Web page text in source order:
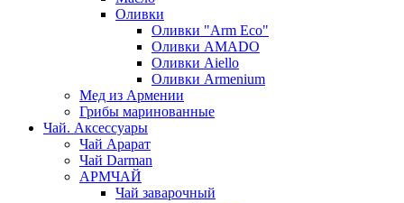
Оливки
Оливки "Arm Eco"
Оливки AMADO
Оливки Aiello
Оливки Armenium
Мед из Армении
Грибы маринованные
Чай. Аксессуары
Чай Арарат
Чай Darman
АРМЧАЙ
Чай заварочный